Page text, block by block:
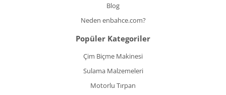
Blog
Neden enbahce.com?
Popüler Kategoriler
Çim Biçme Makinesi
Sulama Malzemeleri
Motorlu Tırpan